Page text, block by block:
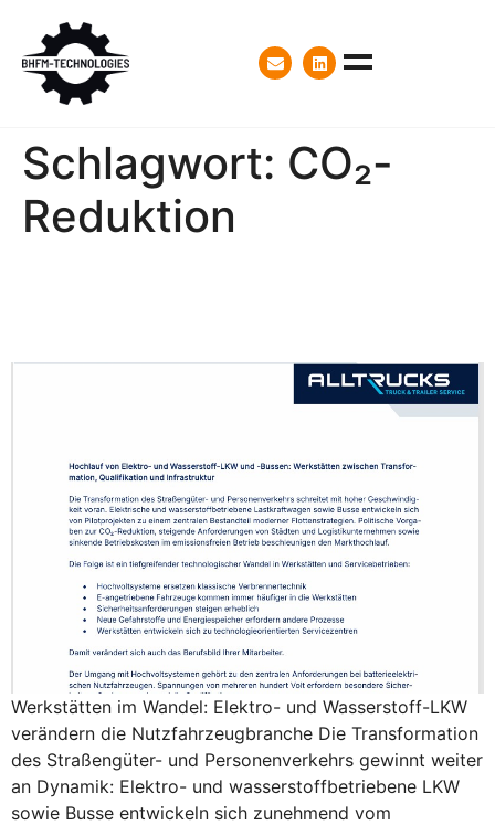
Schlagwort: CO₂-
Reduktion
Werkstätten im Wandel: Elektro- und Wasserstoff-LKW
verändern die Nutzfahrzeugbranche Die Transformation
des Straßengüter- und Personenverkehrs gewinnt weiter
an Dynamik: Elektro- und wasserstoffbetriebene LKW
sowie Busse entwickeln sich zunehmend vom